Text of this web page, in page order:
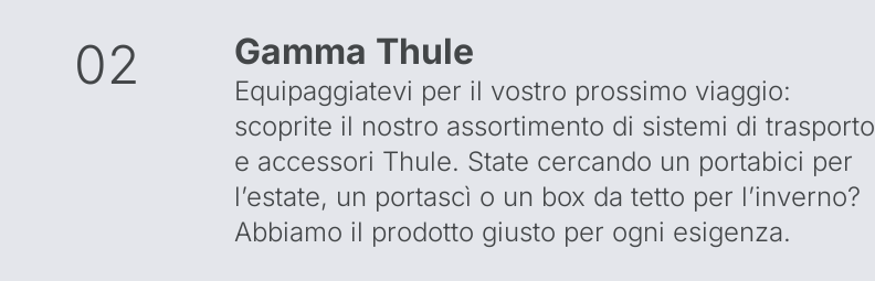
02 Gamma Thule
Equipaggiatevi per il vostro prossimo viaggio:
scoprite il nostro assortimento di sistemi di trasporto
e accessori Thule. State cercando un portabici per
l’estate, un portascì o un box da tetto per l’inverno?
Abbiamo il prodotto giusto per ogni esigenza.